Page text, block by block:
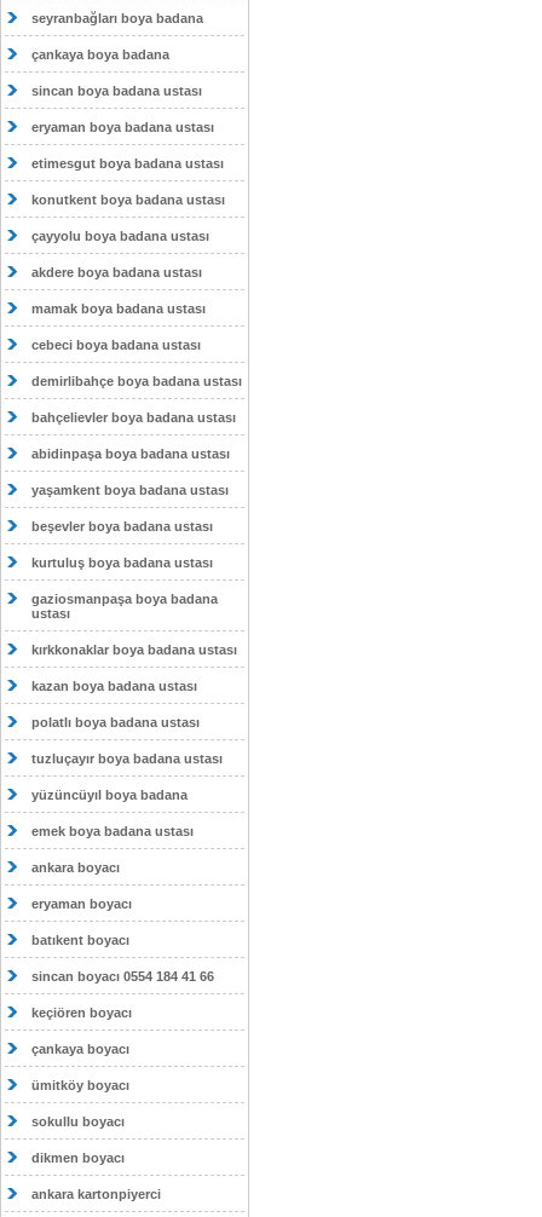
seyranbağları boya badana
çankaya boya badana
sincan boya badana ustası
eryaman boya badana ustası
etimesgut boya badana ustası
konutkent boya badana ustası
çayyolu boya badana ustası
akdere boya badana ustası
mamak boya badana ustası
cebeci boya badana ustası
demirlibahçe boya badana ustası
bahçelievler boya badana ustası
abidinpaşa boya badana ustası
yaşamkent boya badana ustası
beşevler boya badana ustası
kurtuluş boya badana ustası
gaziosmanpaşa boya badana
ustası
kırkkonaklar boya badana ustası
kazan boya badana ustası
polatlı boya badana ustası
tuzluçayır boya badana ustası
yüzüncüyıl boya badana
emek boya badana ustası
ankara boyacı
eryaman boyacı
batıkent boyacı
sincan boyacı 0554 184 41 66
keçiören boyacı
çankaya boyacı
ümitköy boyacı
sokullu boyacı
dikmen boyacı
ankara kartonpiyerci